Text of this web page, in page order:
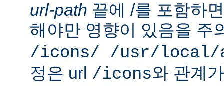
url-path 끝에 /를 포함하
해야만 영향이 있음을 주
/icons/ /usr/local/
정은 url /icons와 관계